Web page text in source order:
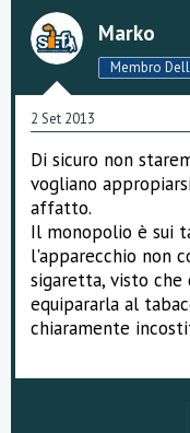
Marko
Membro
2 Set 2013
Di sicuro non
vogliano
affatto.
Il monopolio è sui
l'apparecchio non
sigaretta, visto
equipararla al
chiaramente